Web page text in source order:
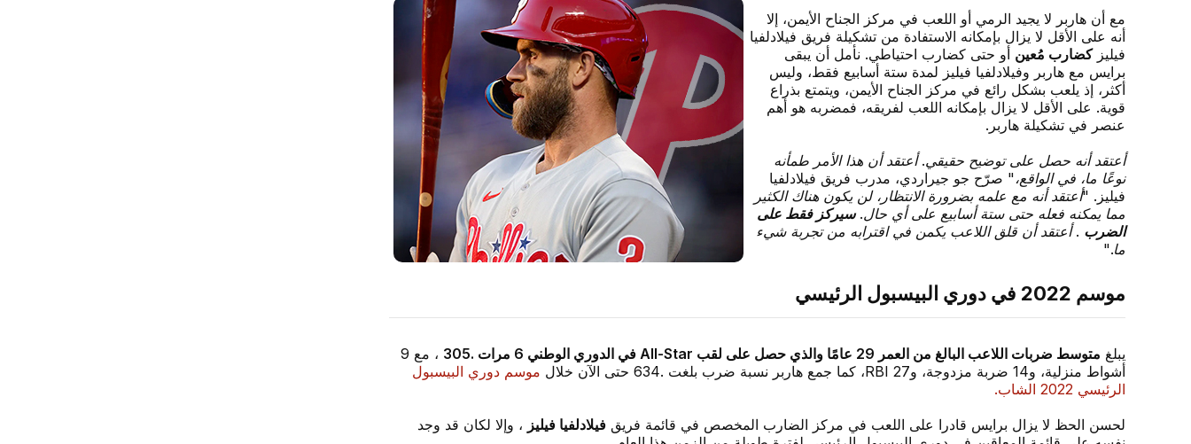
مع أن هاربر لا يجيد الرمي أو اللعب في مركز الجناح الأيمن، إلا
أنه على الأقل لا يزال بإمكانه الاستفادة من تشكيلة فريق فيلادلفيا
فيليزكضارب مُعين أو حتى كضارب احتياطي. نأمل أن يبقى
برايس مع هاربر وفيلادلفيا فيليز لمدة ستة أسابيع فقط، وليس
أكثر، إذ يلعب بشكل رائع في مركز الجناح الأيمن، ويتمتع بذراع
قوية. على الأقل لا يزال بإمكانه اللعب لفريقه، فمضربه هو أهم
عنصر في تشكيلة هاربر.
أعتقد أنه حصل على توضيح حقيقي. أعتقد أن هذا الأمر طمأنه
نوعًا ما، في الواقع،" صرّح جو جيراردي، مدرب فريق فيلادلفيا
فيليز. "أعتقد أنه مع علمه بضرورة الانتظار، لن يكون هناك الكثير
مما يمكنه فعله حتى ستة أسابيع على أي حال.سيركز فقط على
الضرب . أعتقد أن قلق اللاعب يكمن في اقترابه من تجربة شيء
ما."
موسم 2022 في دوري البيسبول الرئيسي
يبلغ متوسط ضربات اللاعب البالغ من العمر 29 عامًا والذي حصل على لقب All-Star في الدوري الوطني 6 مرات .305
، مع 9
أشواط منزلية، و14 ضربة مزدوجة، و27 RBI، كما جمع هاربر نسبة ضرب بلغت .634 حتى الآن خلال
موسم دوري البيسبول
الرئيسي 2022 الشاب.
لحسن الحظ لا يزال برايس قادرا على اللعب في مركز الضارب المخصص في قائمة فريقفيلادلفيا فيليز ، وإلا لكان قد وجد